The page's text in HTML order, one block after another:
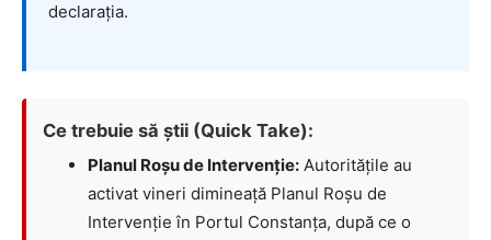
declarația.
Ce trebuie să știi (Quick Take):
Planul Roșu de Intervenție: Autoritățile au
activat vineri dimineață Planul Roșu de
Intervenție în Portul Constanța, după ce o